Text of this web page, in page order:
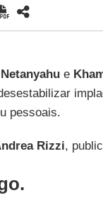
Netanyahue
pessoais.
Rizzi,